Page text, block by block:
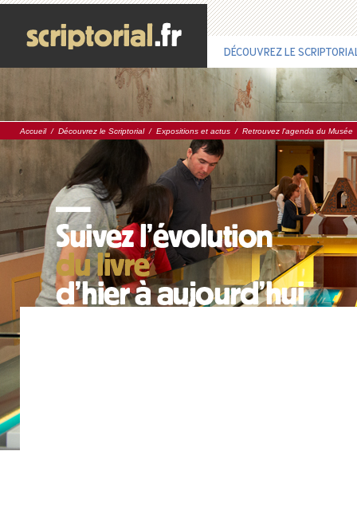
DÉCOUVREZ LE
Accueil/ Découvrez le Scriptorial/ Expositions et actus / Retrouvez l'agenda du Musée